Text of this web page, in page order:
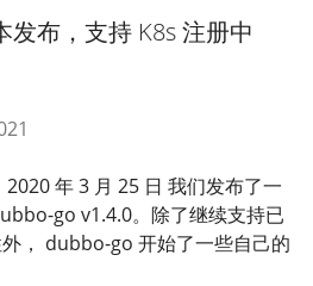
布，支持 K8s 注册中
年 3 月 25 日 我们发布了一
go v1.4.0。除了继续支持已
， dubbo-go 开始了一些自己的